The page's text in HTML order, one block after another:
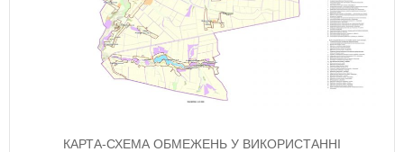
КАРТА-СХЕМА ОБМЕЖЕНЬ У ВИКОРИСТАННІ